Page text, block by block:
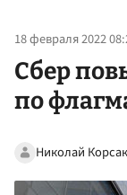
18 февраля 2022
Сбер
по
Николай